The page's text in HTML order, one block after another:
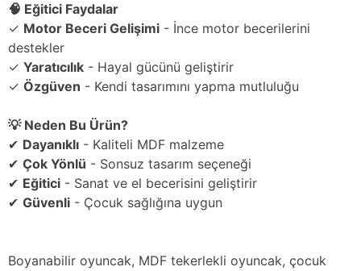
🧠 Eğitici Faydalar
✓ Motor Beceri Gelişimi - İnce motor becerilerini
destekler
✓ Yaratıcılık - Hayal gücünü geliştirir
✓ Özgüven - Kendi tasarımını yapma mutluluğu
💡 Neden Bu Ürün?
✔ Dayanıklı - Kaliteli MDF malzeme
✔ Çok Yönlü - Sonsuz tasarım seçeneği
✔ Eğitici - Sanat ve el becerisini geliştirir
✔ Güvenli - Çocuk sağlığına uygun
Boyanabilir oyuncak, MDF tekerlekli oyuncak, çocuk